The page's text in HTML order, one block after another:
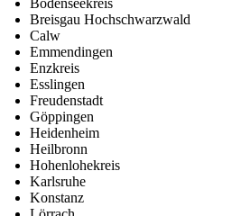
Breisgau Hochschwarzwald
Calw
Emmendingen
Enzkreis
Esslingen
Freudenstadt
Göppingen
Heidenheim
Heilbronn
Hohenlohekreis
Karlsruhe
Konstanz